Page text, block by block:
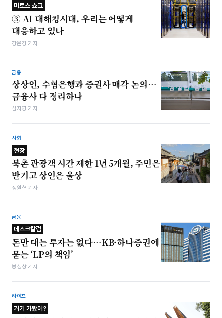
미토스 쇼크
③ AI 대해킹시대, 우리는 어떻게
대응하고 있나
강은경 기자
금융
상상인, 수협은행과 증권사 매각 논의…
금융사 다 정리하나
심지영 기자
사회
현장
북촌 관광객 시간 제한 1년 5개월, 주민은
반기고 상인은 울상
정원혁 기자
금융
데스크칼럼
돈만 대는 투자는 없다…KB·하나증권에
묻는 ‘LP의 책임’
봉성창 기자
라이프
거기 가봤어?